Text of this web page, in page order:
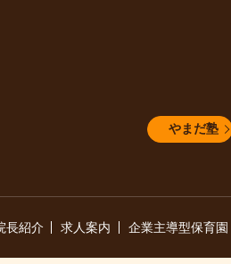
やまだ塾
長紹介 求人案内 企業主導型保育園